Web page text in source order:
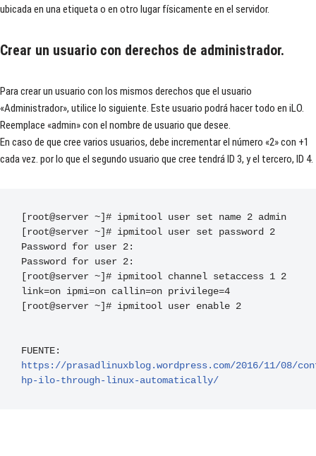
ubicada en una etiqueta o en otro lugar físicamente en el servidor.
Crear un usuario con derechos de administrador.
Para crear un usuario con los mismos derechos que el usuario
«Administrador», utilice lo siguiente. Este usuario podrá hacer todo en iLO.
Reemplace «admin» con el nombre de usuario que desee.
En caso de que cree varios usuarios, debe incrementar el número «2» con +1
cada vez. por lo que el segundo usuario que cree tendrá ID 3, y el tercero, ID 4.
root@server ~]# ipmitool user set name 2
root@server ~]# ipmitool user set password 2
Password for user 2 :
Password for user 2 :
root@server ~]# ipmitool channel setaccess 1 2
link=on ipmi=on callin=on privilege=4
root@server ~]# ipmitool user enable 2
https://prasadlinuxblog.wordpress.com/2016/11/08/
hp-ilo-through-linux-automatically/